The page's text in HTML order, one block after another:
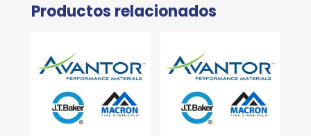
Productos relacionados